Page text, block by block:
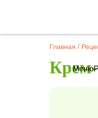
Меню
Главная /
Крем-